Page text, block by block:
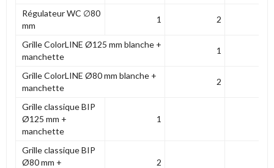
Régulateur WC ∅80
mm
1 2
Grille ColorLINE Ø125 mm blanche +
manchette
1
Grille ColorLINE Ø80 mm blanche +
manchette
2
Grille classique BIP
Ø125 mm +
manchette
1
Grille classique BIP
Ø80 mm +
2